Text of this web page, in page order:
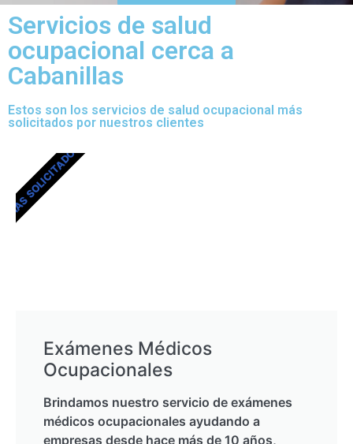
Servicios de salud
ocupacional cerca a
Cabanillas
Estos son los servicios de salud ocupacional más
solicitados por nuestros clientes
Exámenes Médicos
Ocupacionales
Brindamos nuestro servicio de exámenes
médicos ocupacionales ayudando a
empresas desde hace más de 10 años,
MÁS SOLICITADOS